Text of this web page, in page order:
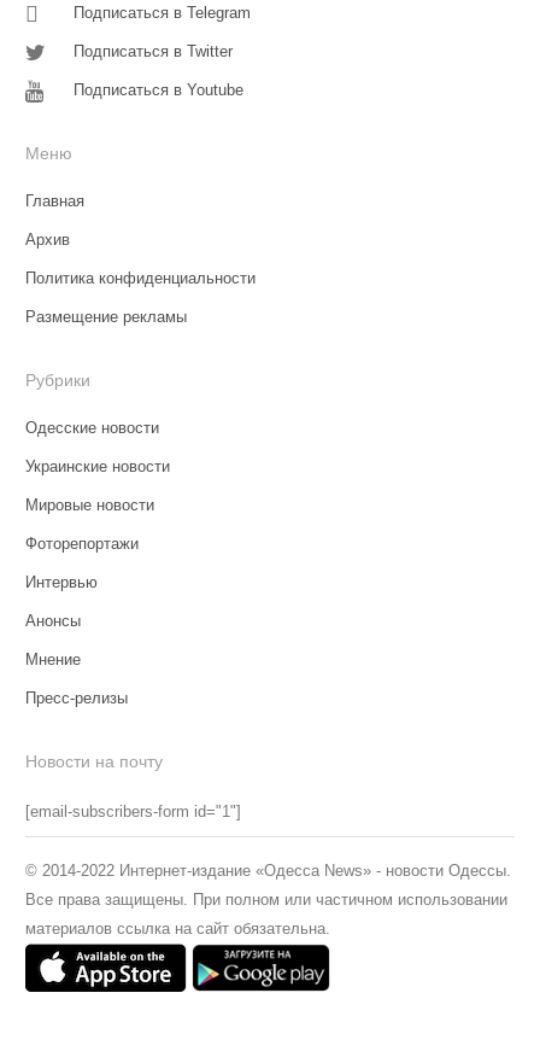
Подписаться в Telegram
Подписаться в Twitter
Подписаться в Youtube
Меню
Главная
Архив
Политика конфиденциальности
Размещение рекламы
Рубрики
Одесские новости
Украинские новости
Мировые новости
Фоторепортажи
Интервью
Анонсы
Мнение
Пресс-релизы
Новости на почту
[email-subscribers-form id="1"]
© 2014-2022 Интернет-издание «Одесса News» - новости Одессы.
Все права защищены. При полном или частичном использовании
материалов ссылка на сайт обязательна.